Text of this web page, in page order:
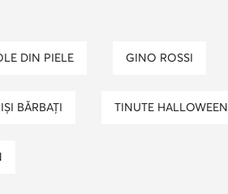
DIN PIELE GINO ROSSI
BĂRBAȚI TINUTE HALLOWEEN